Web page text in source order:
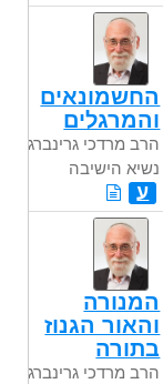
החשמונאים
והמרגלים
הרב מרדכי גרינברג
נשיא הישיבה
ע
המנורה
והאור הגנוז
בתורה
הרב מרדכי גרינברג